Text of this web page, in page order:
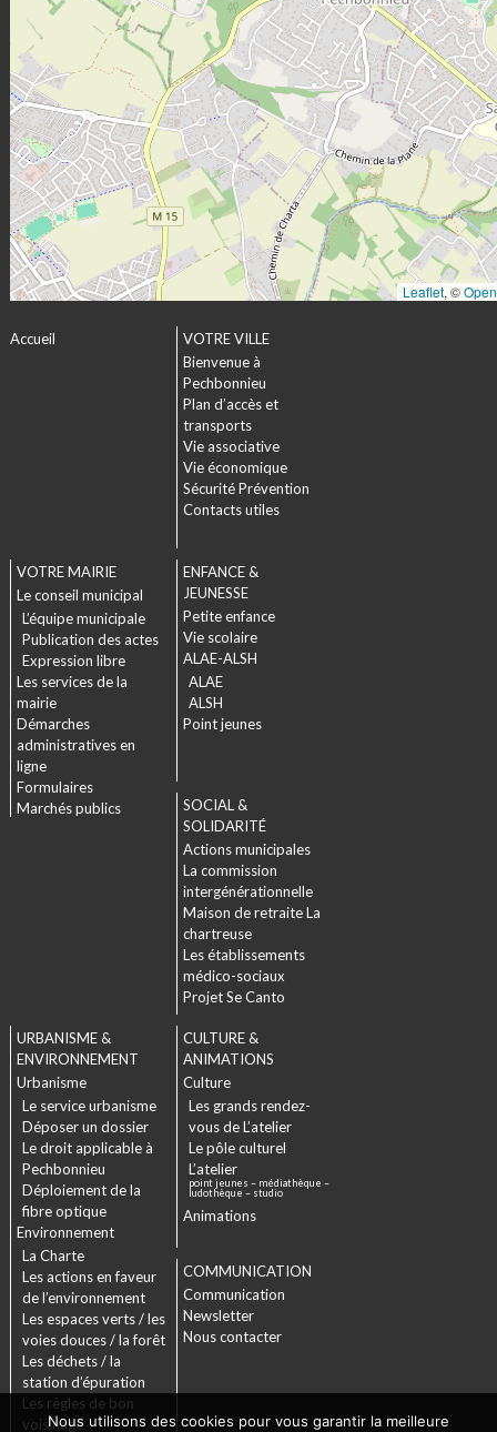
Leaflet, ©
Accueil
VOTRE VILLE
Bienvenue à
Pechbonnieu
Plan d’accès et
transports
Vie associative
Vie économique
Sécurité Prévention
Contacts utiles
VOTRE MAIRIE
Le conseil municipal
L’équipe municipale
Publication des actes
Expression libre
Les services de la
mairie
Démarches
administratives en
ligne
Formulaires
Marchés publics
ENFANCE &
JEUNESSE
Petite enfance
Vie scolaire
ALAE-ALSH
ALAE
ALSH
Point jeunes
SOCIAL &
SOLIDARITÉ
Actions municipales
La commission
intergénérationnelle
Maison de retraite La
chartreuse
Les établissements
médico-sociaux
Projet Se Canto
URBANISME &
ENVIRONNEMENT
Urbanisme
Le service urbanisme
Déposer un dossier
Le droit applicable à
Pechbonnieu
Déploiement de la
fibre optique
Environnement
La Charte
Les actions en faveur
de l’environnement
Les espaces verts / les
voies douces / la forêt
Les déchets / la
station d’épuration
Les règles de bon
voisinage
CULTURE &
ANIMATIONS
Culture
Les grands rendez-
vous de L’atelier
Le pôle culturel
L’atelier
point jeunes – médiathèque –
ludothèque – studio
Animations
COMMUNICATION
Communication
Newsletter
Nous contacter
Nous utilisons des cookies pour vous garantir la meilleure